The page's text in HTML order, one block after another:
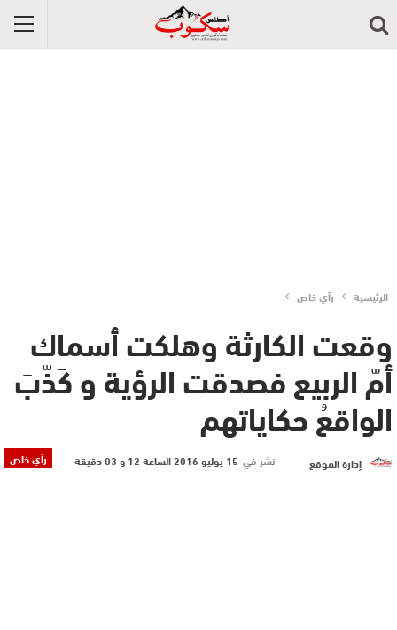
الرئيسية رأي خاص
وقعت الكارثة وهلكت أسماك
أمّ الربيع فصدقت الرؤية و كَذّبَ
الواقعُ حكاياتهم
رأي خاص إدارة الموقع نشر في 15 يوليو 2016 الساعة 12 و 03 دقيقة